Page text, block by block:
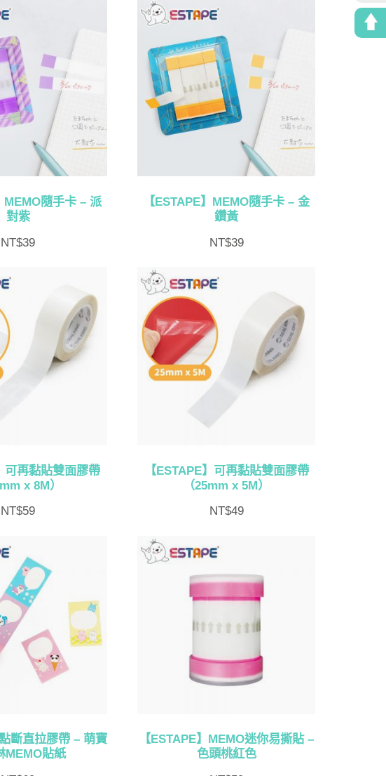
MEMO隨手卡 – 派
對紫
NT$39
【ESTAPE】MEMO隨手卡 – 金
鑽黃
NT$39
可再黏貼雙面膠帶
x 8M）
NT$59
【ESTAPE】可再黏貼雙面膠帶
（25mm x 5M）
NT$49
斷直拉膠帶 – 萌寶
MEMO貼紙
【ESTAPE】MEMO迷你易撕貼 –
色頭桃紅色